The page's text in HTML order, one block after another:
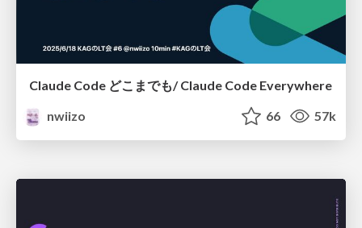
Claude Code どこまでも/ Claude Code Everywhere
nwiizo
66 57k